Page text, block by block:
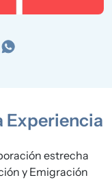
Experiencia
estrecha
y Emigración